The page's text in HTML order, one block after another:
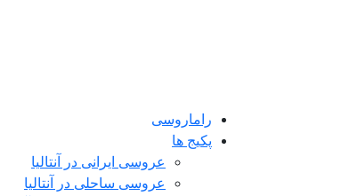
راماروسی
پکیج ها
عروسی ایرانی در آنتالیا
عروسی ساحلی در آنتالیا